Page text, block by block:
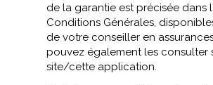
de la garantie est précisée dans
Conditions Générales,
de votre conseiller en
pouvez également les consulter
site/cette application.